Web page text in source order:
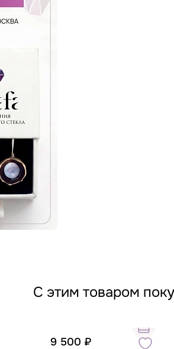
С этим товаром
9 500 ₽